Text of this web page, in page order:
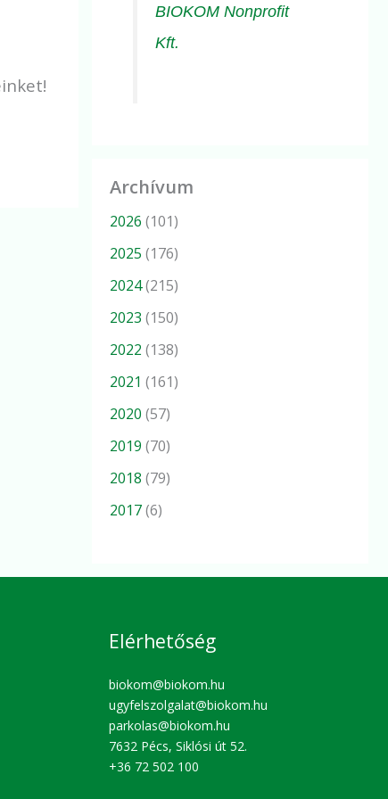
BIOKOM Nonprofit
Kft.
Archívum
2026 (101)
2025 (176)
2024(215)
2023 (150)
2022 (138)
2021 (161)
2020 (57)
2019 (70)
2018 (79)
2017(6)
Elérhetőség
biokom@biokom.hu
ugyfelszolgalat@biokom.hu
parkolas@biokom.hu
7632 Pécs, Siklósi út 52.
+36 72 502 100